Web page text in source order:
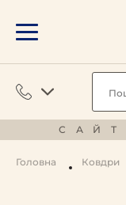
Головна Ковдри